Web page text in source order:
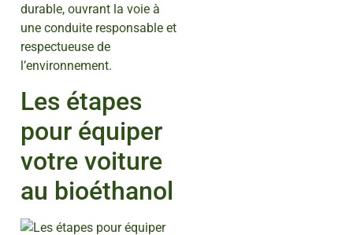
durable, ouvrant la voie à
une conduite responsable et
respectueuse de
l’environnement.
Les étapes
pour équiper
votre voiture
au bioéthanol